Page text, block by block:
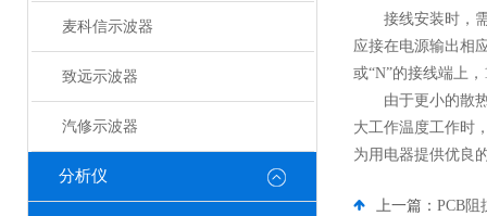
麦科信示波器
致远示波器
汽修示波器
分析仪
接线安装时，需
应接在电源输出相
或“N”的接线端上
由于更小的散热
大工作温度工作时
为用电器提供优良
上一篇： PCB阻